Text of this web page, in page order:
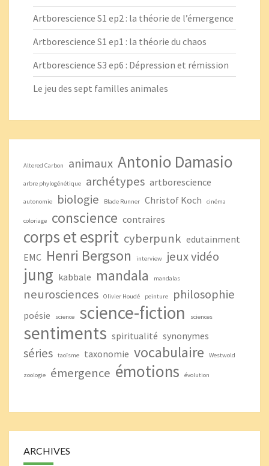
Artborescience S1 ep2 : la théorie de l’émergence
Artborescience S1 ep1 : la théorie du chaos
Artborescience S3 ep6 : Dépression et rémission
Le jeu des sept familles animales
Altered Carbon animaux Antonio Damasio
arbre phylogénétique archétypes artborescience
autonomie biologie Blade Runner Christof Koch cinéma
coloriage conscience contraires
corps et esprit cyberpunk edutainment
EMC Henri Bergson interview jeux vidéo
jung kabbale mandala mandalas
neurosciences Olivier Houdé peinture philosophie
poésie science science-fiction sciences
sentiments spiritualité synonymes
séries taoïsme taxonomie vocabulaire Westwold
zoologie émergence émotions évolution
ARCHIVES